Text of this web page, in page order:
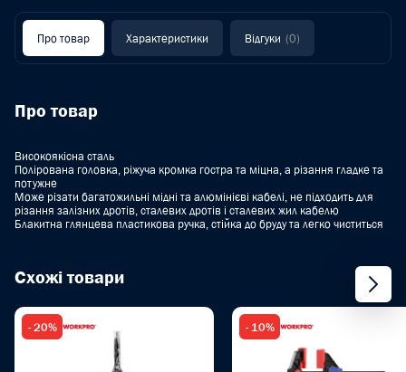
Про товар Характеристики Відгуки (0)
Про товар
Високоякісна сталь
Полірована головка, ріжуча кромка гостра та міцна, а різання гладке та
потужне
Може різати багатожильні мідні та алюмінієві кабелі, не підходить для
різання залізних дротів, сталевих дротів і сталевих жил кабелю
Блакитна глянцева пластикова ручка, стійка до бруду та легко чиститься
Схожі товари
- 20% - 10%